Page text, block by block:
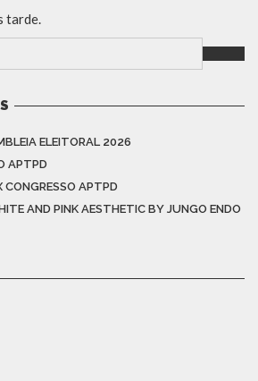
tarde.
ELEITORAL 2026
APTPD
CONGRESSO APTPD
AND PINK AESTHETIC BY JUNGO ENDO